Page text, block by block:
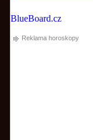
BlueBoard.cz
Reklama horoskopy